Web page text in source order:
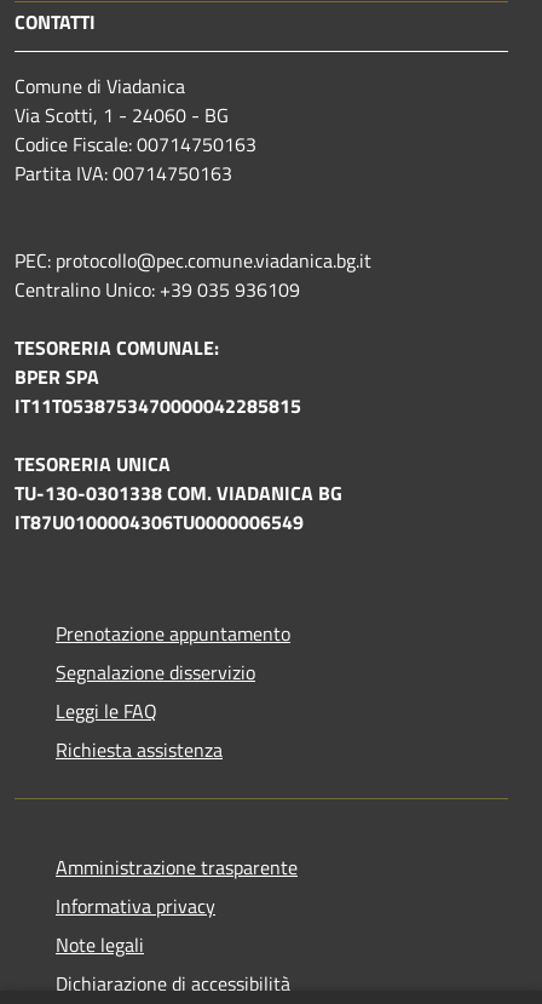
CONTATTI
Comune di Viadanica
Via Scotti, 1 - 24060 - BG
Codice Fiscale: 00714750163
Partita IVA: 00714750163
PEC: protocollo@pec.comune.viadanica.bg.it
Centralino Unico: +39 035 936109
TESORERIA COMUNALE:
BPER SPA
IT11T0538753470000042285815
TESORERIA UNICA
TU-130-0301338 COM. VIADANICA BG
IT87U0100004306TU0000006549
Prenotazione appuntamento
Segnalazione disservizio
Leggi le FAQ
Richiesta assistenza
Amministrazione trasparente
Informativa privacy
Note legali
Dichiarazione di accessibilità